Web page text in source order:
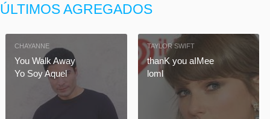
ÚLTIMOS AGREGADOS
CHAYANNE
You Walk Away
Yo Soy Aquel
TAYLOR SWIFT
thanK you aIMee
loml